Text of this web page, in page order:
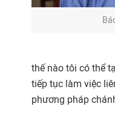
thế nào tôi có thể
tiếp tục làm việc
phương pháp